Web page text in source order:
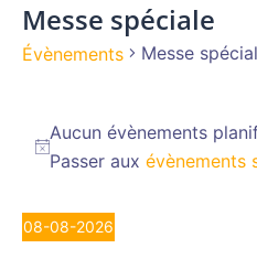
Messe spéciale
Évènements Messe
for
2026
Notice
Aucun évènements
Passer auxévènements
08-08-2026